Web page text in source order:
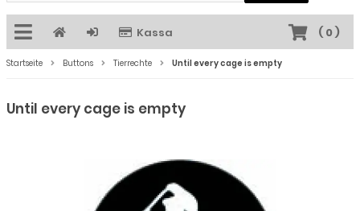
Kassa ( 0)
Startseite Buttons Tierrechte Until every cage is empty
Until every cage is empty